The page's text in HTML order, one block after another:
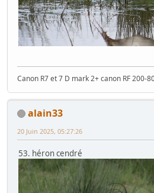
Canon R7 et 7 D mark 2+ canon RF 200-
alain33
20 Juin 2025, 05:27:26
53. héron cendré